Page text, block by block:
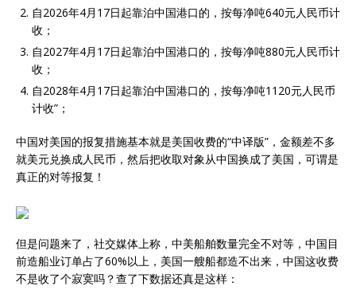
自2026年4月17日起靠泊中国港口的，按每净吨640元人民币计
收；
自2027年4月17日起靠泊中国港口的，按每净吨880元人民币计
收；
自2028年4月17日起靠泊中国港口的，按每净吨1120元人民币
计收”；
中国对美国的报复措施基本就是美国收费的“中译版”，金额差不多
就美元兑换成人民币，然后把收取对象从中国换成了美国，可谓是
真正的对等报复！
但是问题来了，社交媒体上称，中美船舶数量完全不对等，中国目
前造船业订单占了60%以上，美国一艘船都造不出来，中国这收费
不是收了个寂寞吗？查了下数据还真是这样：